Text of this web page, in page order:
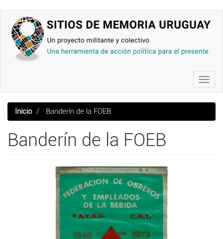
contenido
principal
Inicio Banderín de la FOEB
Banderín de la FOEB